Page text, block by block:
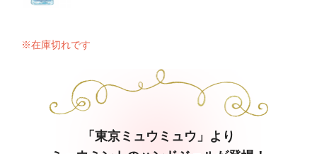
※在庫切れです
「東京ミュウミュウ」より